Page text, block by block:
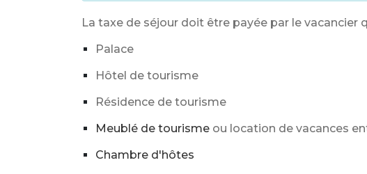
La taxe de séjour doit être payée par le
Palace
Hôtel de tourisme
Résidence de tourisme
Meublé de tourisme ou location de vacances
Chambre d'hôtes